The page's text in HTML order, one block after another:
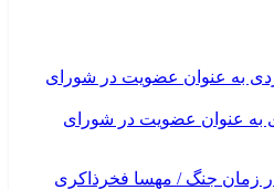
به عنوان عضویت در شورای
زمان جنگ / مهسا فخرذاکری